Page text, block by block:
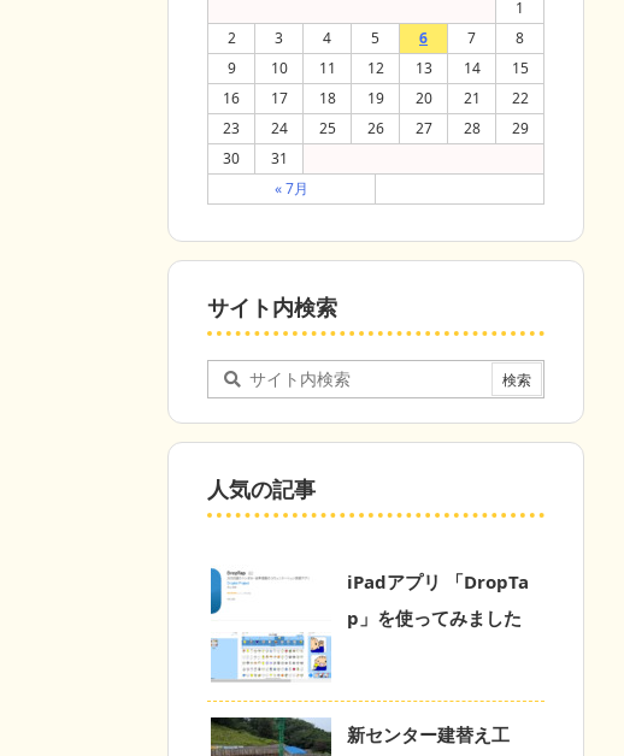
1
2
3 4 5 6 7
8
9
10 11 12 13 14
15
16
17 18 19 20 21
22
23
24 25 26 27 28
29
30
31
« 7月
サイト内検索
人気の記事
iPadアプリ 「DropTa
p」を使ってみました
新センター建替え工